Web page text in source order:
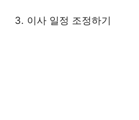
3. 이사 일정 조정하기